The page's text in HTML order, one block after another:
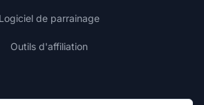
Logiciel de parrainage
Outils d'affiliation